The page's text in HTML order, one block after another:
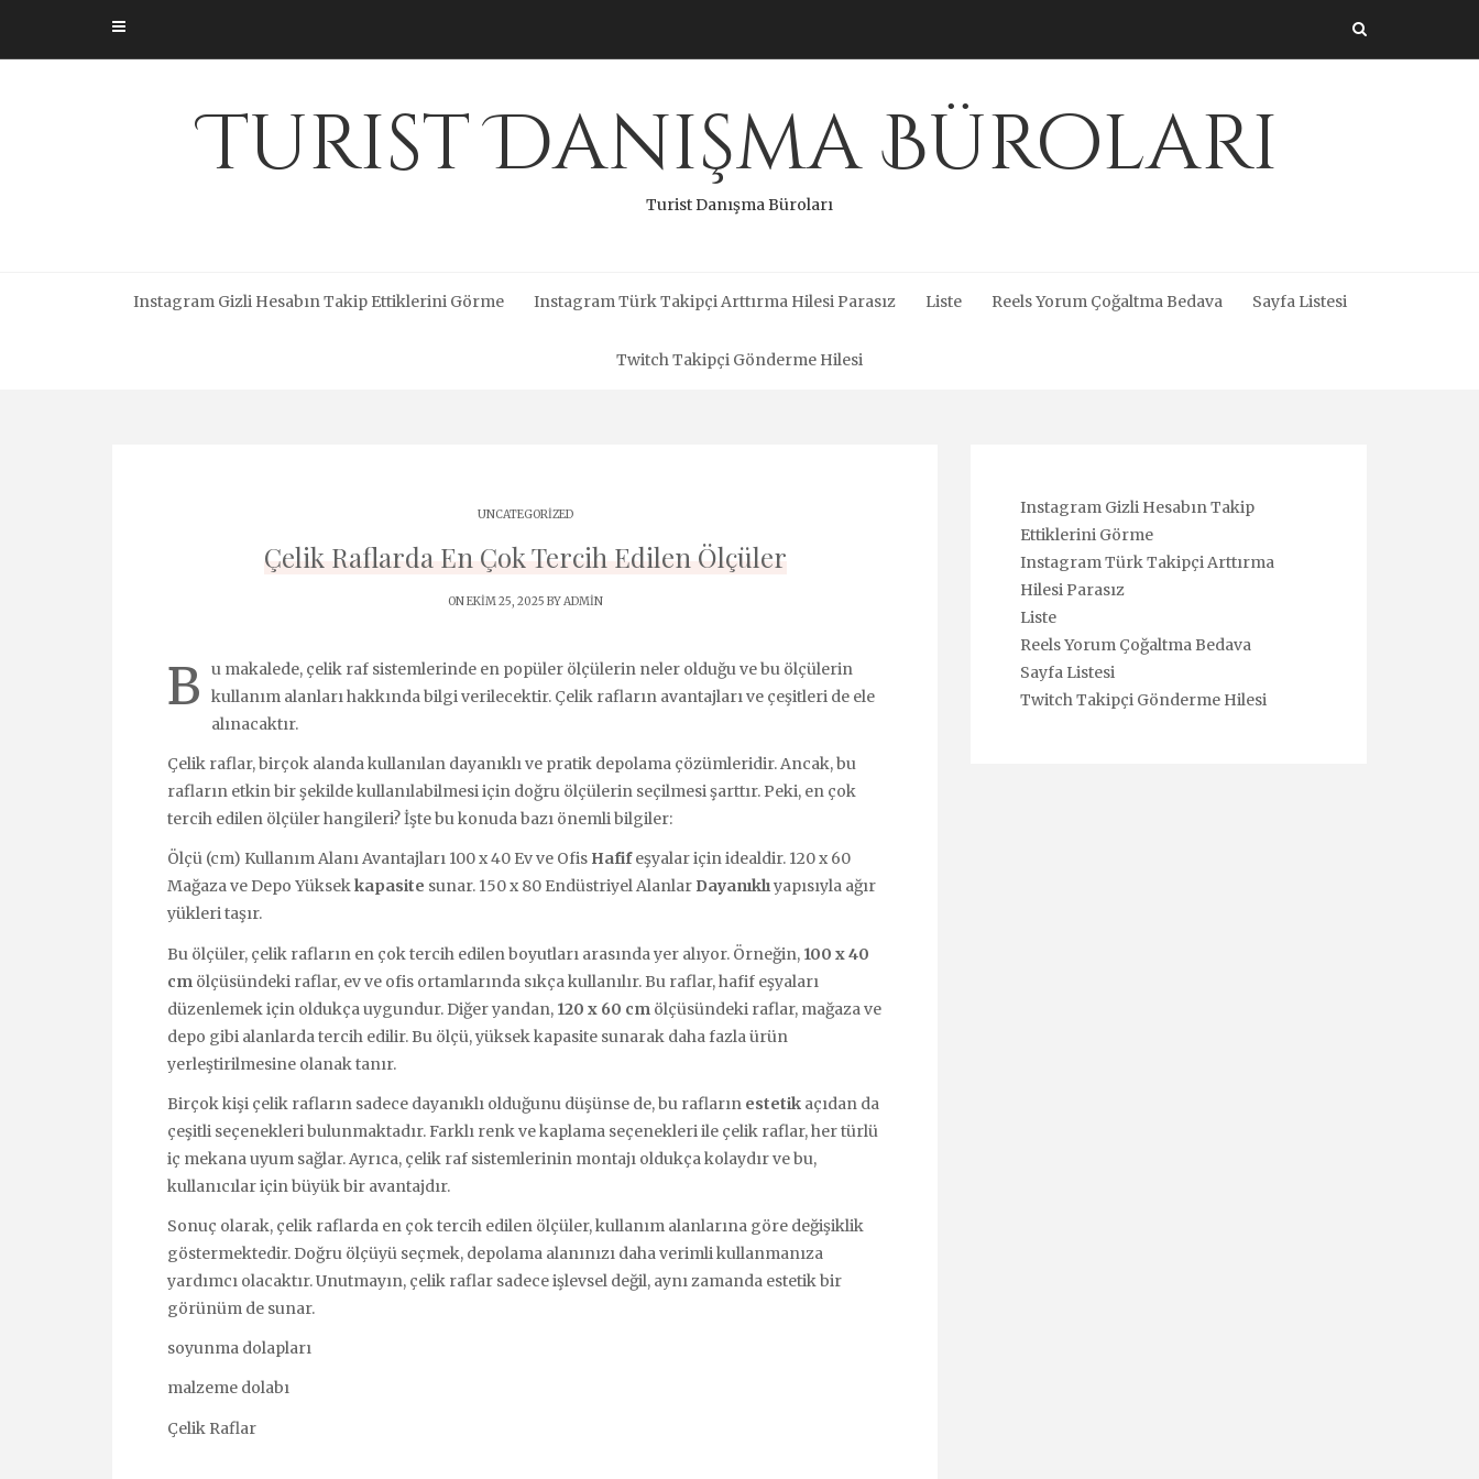
content
Turist Danışma Büroları
Turist Danışma Büroları
Instagram Gizli Hesabın Takip Ettiklerini Görme Instagram Türk Takipçi Arttırma Hilesi Parasız Liste Reels Yorum Çoğaltma Bedava Sayfa Listesi
Twitch Takipçi Gönderme Hilesi
UNCATEGORIZED
Çelik Raflarda En Çok Tercih Edilen Ölçüler
ON EKIM 25, 2025 BYADMIN
B
u makalede, çelik raf sistemlerinde en popüler ölçülerin neler olduğu ve bu ölçülerin
kullanım alanları hakkında bilgi verilecektir. Çelik rafların avantajları ve çeşitleri de ele
alınacaktır.
Çelik raflar, birçok alanda kullanılan dayanıklı ve pratik depolama çözümleridir. Ancak, bu
rafların etkin bir şekilde kullanılabilmesi için doğru ölçülerin seçilmesi şarttır. Peki, en çok
tercih edilen ölçüler hangileri? İşte bu konuda bazı önemli bilgiler:
Ölçü (cm) Kullanım Alanı Avantajları 100 x 40 Ev ve Ofis Hafifeşyalar için idealdir. 120 x 60
Mağaza ve Depo Yüksekkapasite sunar. 150 x 80 Endüstriyel Alanlar Dayanıklıyapısıyla ağır
yükleri taşır.
Bu ölçüler, çelik rafların en çok tercih edilen boyutları arasında yer alıyor. Örneğin, 100 x 40
cm ölçüsündeki raflar, ev ve ofis ortamlarında sıkça kullanılır. Bu raflar, hafif eşyaları
düzenlemek için oldukça uygundur. Diğer yandan, 120 x 60 cm ölçüsündeki raflar, mağaza ve
depo gibi alanlarda tercih edilir. Bu ölçü, yüksek kapasite sunarak daha fazla ürün
yerleştirilmesine olanak tanır.
Birçok kişi çelik rafların sadece dayanıklı olduğunu düşünse de, bu rafların estetik açıdan da
çeşitli seçenekleri bulunmaktadır. Farklı renk ve kaplama seçenekleri ile çelik raflar, her türlü
iç mekana uyum sağlar. Ayrıca, çelik raf sistemlerinin montajı oldukça kolaydır ve bu,
kullanıcılar için büyük bir avantajdır.
Sonuç olarak, çelik raflarda en çok tercih edilen ölçüler, kullanım alanlarına göre değişiklik
göstermektedir. Doğru ölçüyü seçmek, depolama alanınızı daha verimli kullanmanıza
yardımcı olacaktır. Unutmayın, çelik raflar sadece işlevsel değil, aynı zamanda estetik bir
görünüm de sunar.
soyunma dolapları
malzeme dolabı
Çelik Raflar
Instagram Gizli Hesabın Takip
Ettiklerini Görme
Instagram Türk Takipçi Arttırma
Hilesi Parasız
Liste
Reels Yorum Çoğaltma Bedava
Sayfa Listesi
Twitch Takipçi Gönderme Hilesi